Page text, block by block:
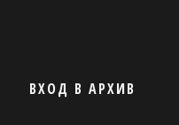
ВХОД В АРХИВ